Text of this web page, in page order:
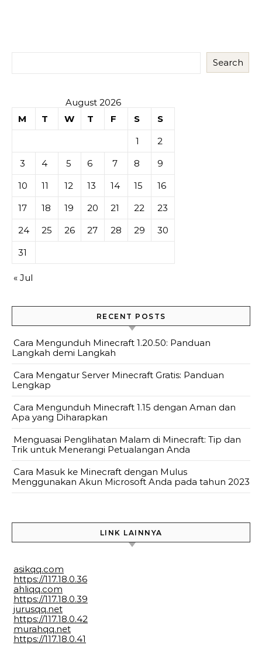
Search
August 2026
M
T W T F S
S
1
2
3
4 5 6 7 8
9
10
11 12 13 14 15
16
17
18 19 20 21 22
23
24
25 26 27 28 29
30
31
« Jul
RECENT POSTS
Cara Mengunduh Minecraft 1.20.50: Panduan
Langkah demi Langkah
Cara Mengatur Server Minecraft Gratis: Panduan
Lengkap
Cara Mengunduh Minecraft 1.15 dengan Aman dan
Apa yang Diharapkan
Menguasai Penglihatan Malam di Minecraft: Tip dan
Trik untuk Menerangi Petualangan Anda
Cara Masuk ke Minecraft dengan Mulus
Menggunakan Akun Microsoft Anda pada tahun 2023
LINK LAINNYA
asikqq.com
https://117.18.0.36
ahliqq.com
https://117.18.0.39
jurusqq.net
https://117.18.0.42
murahqq.net
https://117.18.0.41